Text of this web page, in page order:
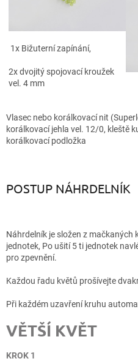
1x Bižuterní zapínání,
2x dvojitý spojovací kroužek
vel. 4 mm
Vlasec nebo korálkovací nit
korálkovací jehla vel. 12/0, kleště
korálkovací podložka
POSTUP NÁHRDELNÍK
Náhrdelník je složen z mačkaných
jednotek, Po ušití 5 ti jednotek
pro zpevnění.
Každou řadu květů prošívejte
Při každém uzavření kruhu
VĚTŠÍ KVĚT